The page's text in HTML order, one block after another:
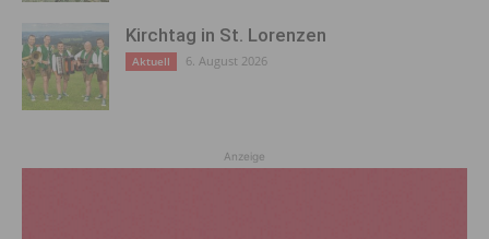
Kirchtag in St. Lorenzen
Aktuell 6. August 2026
Anzeige